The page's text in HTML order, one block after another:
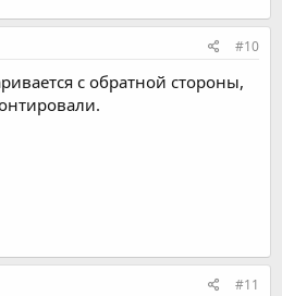
#10
с обратной стороны,
#11